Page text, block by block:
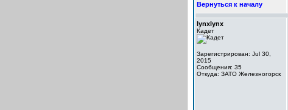
Вернуться к началу
lynxlynx
Кадет
Зарегистрирован: Jul 30,
2015
Сообщения: 35
Откуда: ЗАТО Железногорск